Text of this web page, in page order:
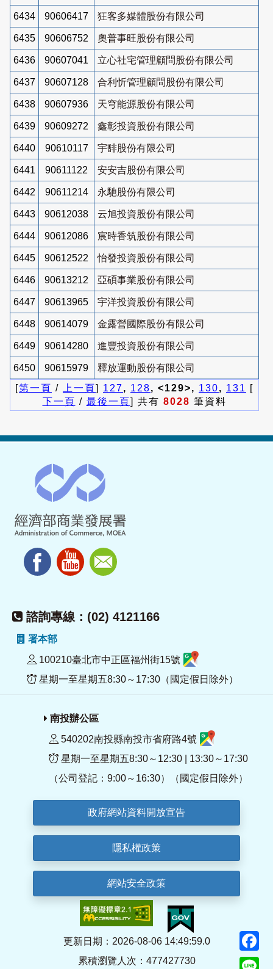
6434 90606417 狂客多媒體股份有限公司
6435 90606752 奧普事旺股份有限公司
6436 90607041 立心社宅管理顧問股份有限公司
6437 90607128 合利忻管理顧問股份有限公司
6438 90607936 天穹能源股份有限公司
6439 90609272 鑫彰投資股份有限公司
6440 90610117 宇馡股份有限公司
6441 90611122 安安吉股份有限公司
6442 90611214 永馳股份有限公司
6443 90612038 云旭投資股份有限公司
6444 90612086 宸時香筑股份有限公司
6445 90612522 怡發投資股份有限公司
6446 90613212 亞碩事業股份有限公司
6447 90613965 宇洋投資股份有限公司
6448 90614079 金露營國際股份有限公司
6449 90614280 進豐投資股份有限公司
6450 90615979
釋放運動股份有限公司
[第一頁 / 上一頁] 127, 128, <129>, 130, 131
[
下一頁 / 最後一頁] 共有 8028 筆資料
諮詢專線：(02) 4121166
署本部
100210臺北市中正區福州街15號
星期一至星期五8:30～17:30（國定假日除外）
南投辦公區
540202南投縣南投市省府路4號
星期一至星期五8:30～12:30 | 13:30～17:30
（公司登記：9:00～16:30）（國定假日除外）
政府網站資料開放宣告
隱私權政策
網站安全政策
更新日期：2026-08-06 14:49:59.0
累積瀏覽人次：477427730